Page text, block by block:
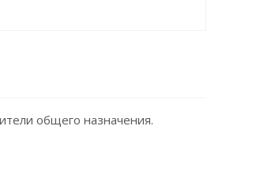
общего назначения.